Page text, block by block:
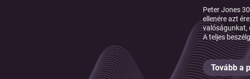
Peter Jones
ellenére azt
valóságunkat,
A teljes
Tovább a